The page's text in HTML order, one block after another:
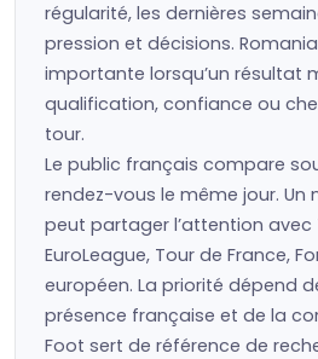
régularité, les dernières
pression et décisions.
importante lorsqu’un résultat
qualification, confiance ou
tour.
Le public français compare
rendez-vous le même jour.
peut partager l’attention avec
EuroLeague, Tour de France,
européen. La priorité dépend
présence française et de la
Foot sert de référence de